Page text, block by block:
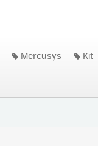
Mercusys Kit